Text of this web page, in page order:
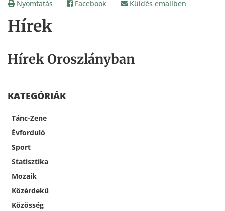
Hírek
Hírek Oroszlányban
KATEGÓRIÁK
Tánc-Zene
Évforduló
Sport
Statisztika
Mozaik
Közérdekű
Közösség
Nyomtatás Facebook Küldés emailben